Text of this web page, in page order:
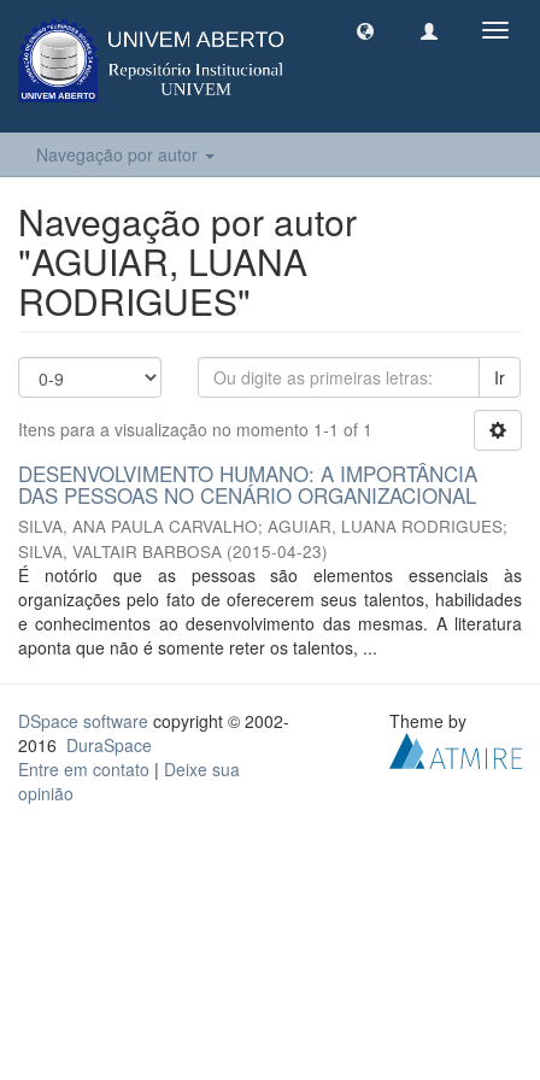
Navegação por autor
Navegação por autor
"AGUIAR, LUANA
RODRIGUES"
Ir
Itens para a visualização no momento 1-1 of 1
DESENVOLVIMENTO HUMANO: A IMPORTÂNCIA
DAS PESSOAS NO CENÁRIO ORGANIZACIONAL
SILVA, ANA PAULA CARVALHO; AGUIAR, LUANA RODRIGUES;
SILVA, VALTAIR BARBOSA (2015-04-23)
É notório que as pessoas são elementos essenciais às
organizações pelo fato de oferecerem seus talentos, habilidades
e conhecimentos ao desenvolvimento das mesmas. A literatura
aponta que não é somente reter os talentos, ...
DSpace software copyright © 2002-
2016 DuraSpace
Entre em contato | Deixe sua
opinião
Theme by